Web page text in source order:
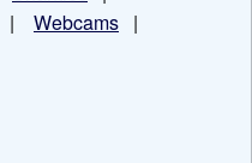
| Webcams |